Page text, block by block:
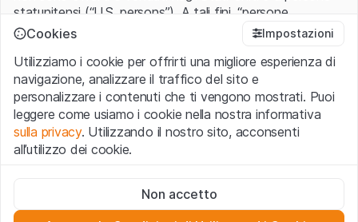
statunitensi (“U.S. persons”). A tali fini, “persone
statunitensi” vanno intese nel significato ad esse ascritto
1933 che include le persone residenti negli Stati Uniti
d’America, le società per azioni e le altre forme societarie
americane.
Condizioni di utilizzo e informazioni legali
Con l’accesso al sito web (di seguito, il “Sito”) si dichiara
avvertenze importanti e le condizioni di utilizzo ivi rese
Cookies Impostazioni
Utilizziamo i cookie per offrirti una migliore esperienza di
navigazione, analizzare il traffico del sito e
personalizzare i contenuti che ti vengono mostrati. Puoi
leggere come usiamo i cookie nella nostra informativa
sulla privacy. Utilizzando il nostro sito, acconsenti
all’utilizzo dei cookie.
Questi cookie sono necessari per il funzionamento del sito
web e non possono essere disattivati.
Non accetto